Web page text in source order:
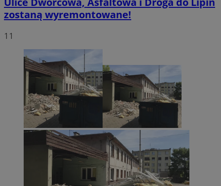
zostaną wyremontowane!
11